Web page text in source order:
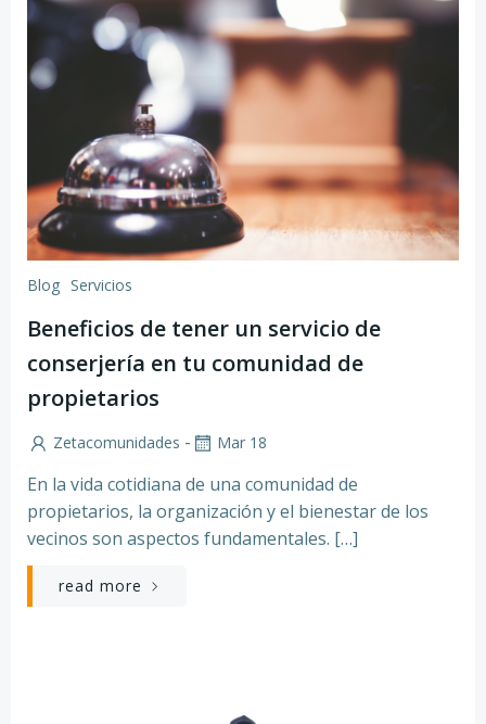
Blog Servicios
Beneficios de tener un servicio de
conserjería en tu comunidad de
propietarios
Zetacomunidades - Mar 18
En la vida cotidiana de una comunidad de
propietarios, la organización y el bienestar de los
vecinos son aspectos fundamentales. […]
read more